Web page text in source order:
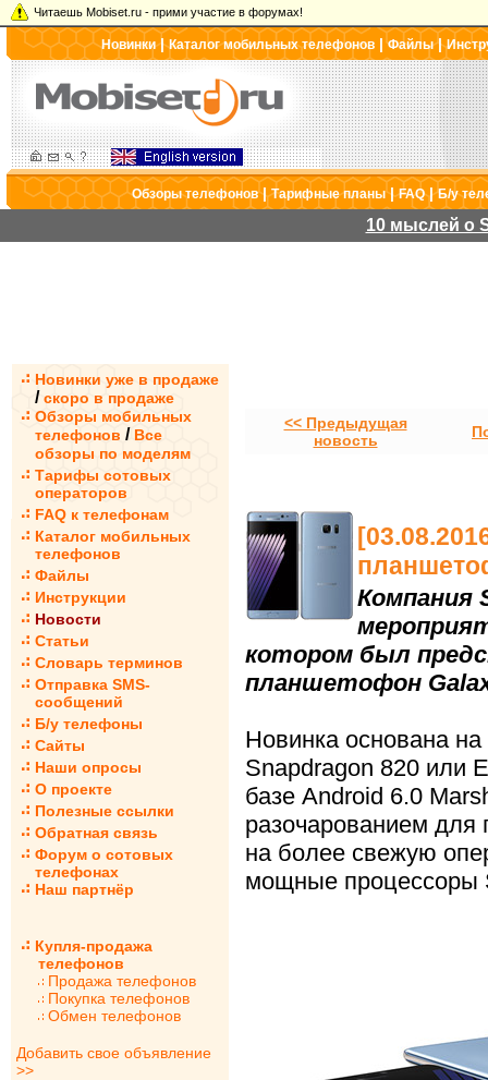
Читаешь Mobiset.ru - прими участие в форумах!
Новинки|Каталог мобильных телефонов |Файлы|
Обзоры телефонов|Тарифные планы|FAQ|Б/у
10 мыслей о
Новинки уже в продаже
/ скоро в продаже
Обзоры мобильных
телефонов / Все
обзоры по моделям
Тарифы сотовых
операторов
FAQ к телефонам
Каталог мобильных
телефонов
Файлы
Инструкции
Новости
Статьи
Словарь терминов
Отправка SMS-
сообщений
Б/у телефоны
Сайты
Наши опросы
О проекте
Полезные ссылки
Обратная связь
Форум о сотовых
телефонах
Наш партнёр
Купля-продажа
телефонов
Продажа телефонов
Покупка телефонов
Обмен телефонов
Добавить свое объявление
>>
<< Предыдущая
новость
Компания
котором был
планшетофон
Новинка основана на
Snapdragon 820 или
базе Android 6.0
разочарованием для
на более свежую
мощные процессоры